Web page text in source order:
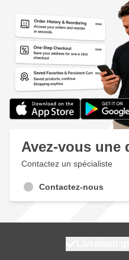
Avez-vous une
Contactez un spécialiste
Contactez-nous